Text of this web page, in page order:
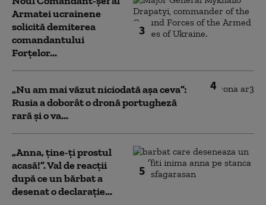
3
Armatei ucrainene
solicită demiterea
comandantului
Forțelor...
4
„Nu am mai văzut niciodată așa ceva”:
Rusia a doborât o dronă portugheză
rară și o va...
5
„Anna, ţine-ţi prostul
acasă!”. Val de reacții
după ce un bărbat a
desenat o declarație...